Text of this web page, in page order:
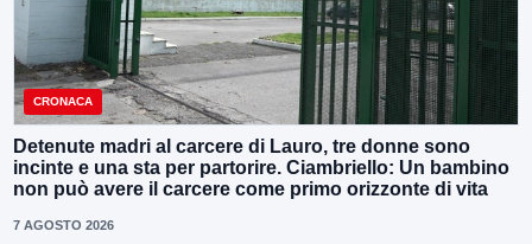
CRONACA
Detenute madri al carcere di Lauro, tre donne sono
incinte e una sta per partorire. Ciambriello: Un bambino
non può avere il carcere come primo orizzonte di vita
7 AGOSTO 2026